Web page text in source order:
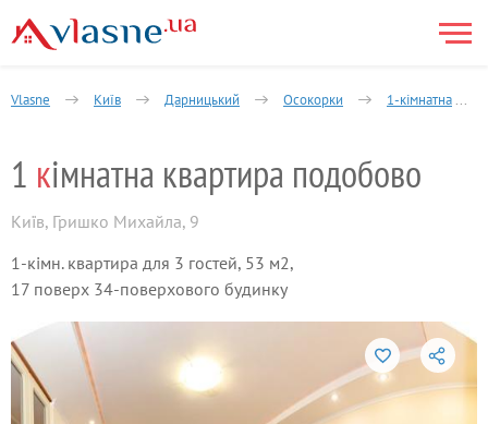
Vlasne Київ Дарницький Осокорки 1-кімнатна
1 кімнатна квартира подобово
Київ, Гришко Михайла, 9
1-кімн. квартира для 3 гостей, 53 м2,
17 поверх 34-поверхового будинку